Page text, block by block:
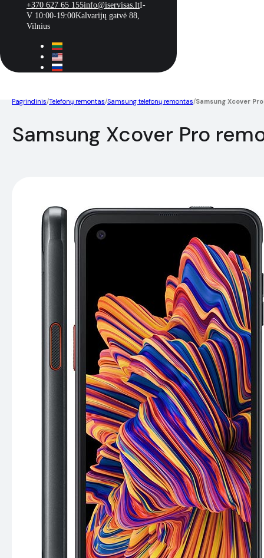
+370 627 65 155info@iservisas.ltI-
V 10:00-19:00Kalvarijų gatvė 88,
Vilnius
Pagrindinis/Telefonų remontas/Samsung telefonų remontas/Samsung Xcover
Samsung Xcover Pro